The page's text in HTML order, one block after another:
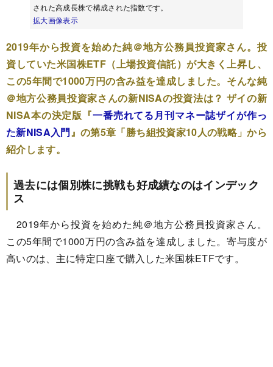
された高成長株で構成された指数です。
拡大画像表示
2019年から投資を始めた純＠地方公務員投資家さん。投
資していた米国株ETF（上場投資信託）が大きく上昇し、
この5年間で1000万円の含み益を達成しました。そんな純
＠地方公務員投資家さんの新NISAの投資法は？ ザイの新
NISA本の決定版『一番売れてる月刊マネー誌ザイが作っ
た新NISA入門 』の第5章「勝ち組投資家10人の戦略」から
紹介します。
過去には個別株に挑戦も好成績なのはインデック
ス
2019年から投資を始めた純＠地方公務員投資家さん。
この5年間で1000万円の含み益を達成しました。寄与度が
高いのは、主に特定口座で購入した米国株ETFです。